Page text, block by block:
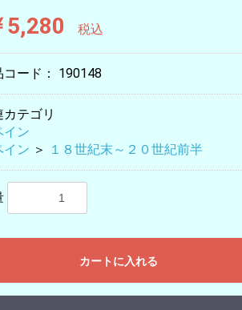
5,280 税込
ード： 190148
カテゴリ
イン
イン ＞ １８世紀末～２０世紀前半
カートに入れる